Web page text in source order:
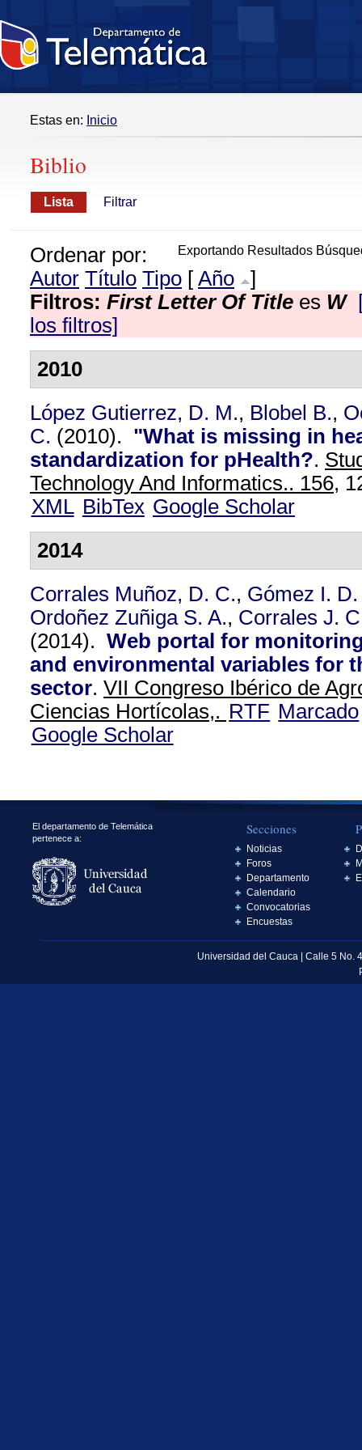
Estas en: Inicio
Biblio
Lista Filtrar
Exportando Resultados
Ordenar por:
Autor Título Tipo [ Año
]
Filtros: First Letter Of Title es W
los filtros]
2010
López Gutierrez, D. M., Blobel B.,
C. (2010). "What is missing in
standardization for pHealth?.
Technology And Informatics.. 156,
XML BibTex Google Scholar
2014
Corrales Muñoz, D. C., Gómez I.
Ordoñez Zuñiga S. A., Corrales J.
(2014). Web portal for
and environmental variables for
sector. VII Congreso Ibérico de
Ciencias Hortícolas,. RTF Marcado
Google Scholar
El departamento de Telemática
pertenece a:
Secciones
Noticias
Foros
Departamento
Calendario
Convocatorias
Encuestas
Universidad del Cauca | Calle 5 No.